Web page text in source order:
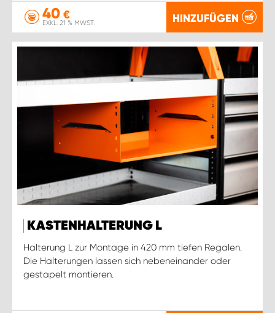
40 €
EXKL. 21 % MWST. HINZUFÜGEN
KASTENHALTERUNG L
Halterung L zur Montage in 420 mm tiefen Regalen.
Die Halterungen lassen sich nebeneinander oder
gestapelt montieren.